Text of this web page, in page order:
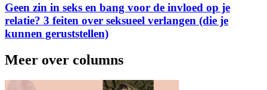
Geen zin in seks en bang voor de invloed op je
relatie? 3 feiten over seksueel verlangen (die je
kunnen geruststellen)
Meer over columns